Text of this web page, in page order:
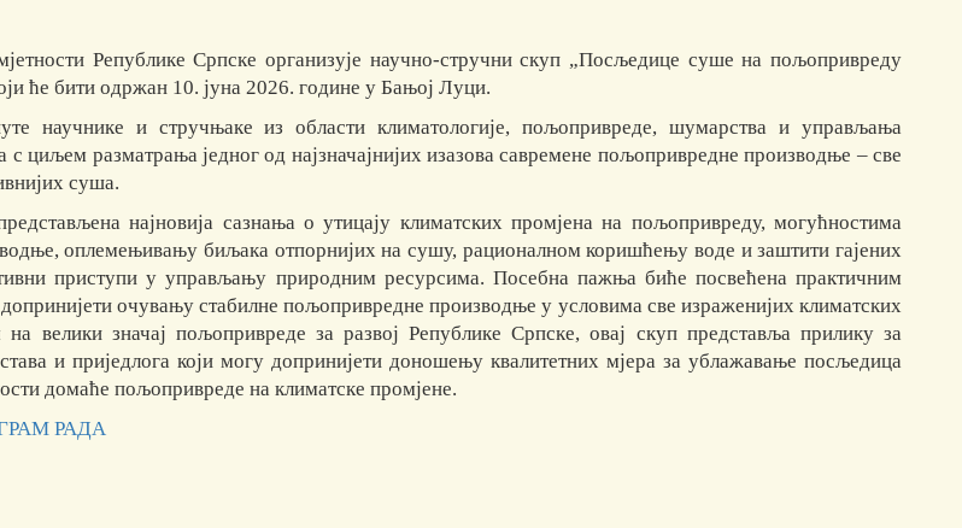
Републике Српске организује научно-стручни скуп „Посљедице суше на пољопривреду
ће бити одржан 10. јуна 2026. године у Бањој Луци.
научнике и стручњаке из области климатологије, пољопривреде, шумарства и управљања
циљем разматрања једног од најзначајнијих изазова савремене пољопривредне производње – све
суша.
најновија сазнања о утицају климатских промјена на пољопривреду, могућностима
оплемењивању биљака отпорнијих на сушу, рационалном коришћењу воде и заштити гајених
приступи у управљању природним ресурсима. Посебна пажња биће посвећена практичним
очувању стабилне пољопривредне производње у условима све израженијих климатских
велики значај пољопривреде за развој Републике Српске, овај скуп представља прилику за
и приједлога који могу допринијети доношењу квалитетних мјера за ублажавање посљедица
домаће пољопривреде на климатске промјене.
РАДА